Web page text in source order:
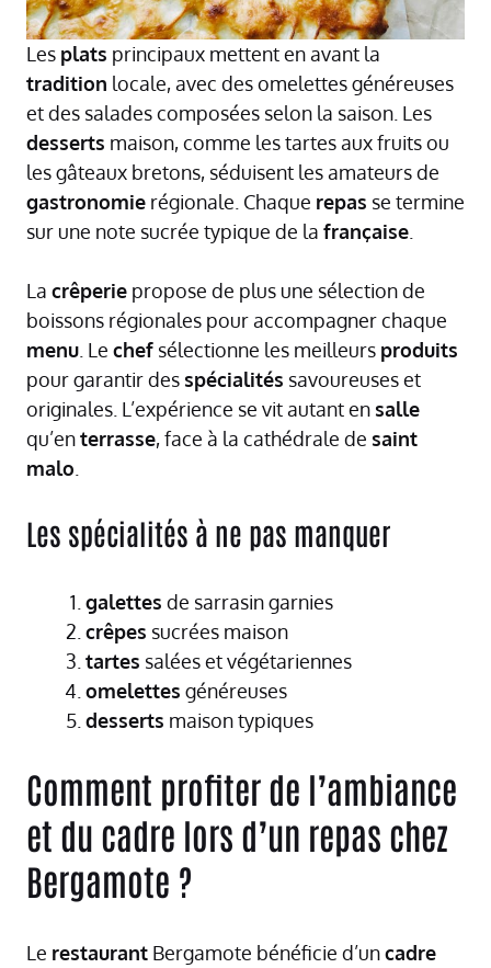
Les plats principaux mettent en avant la
tradition locale, avec des omelettes généreuses
et des salades composées selon la saison. Les
desserts maison, comme les tartes aux fruits ou
les gâteaux bretons, séduisent les amateurs de
gastronomie régionale. Chaque repas se termine
sur une note sucrée typique de la française
La crêperie propose de plus une sélection de
boissons régionales pour accompagner chaque
menu . Le chef sélectionne les meilleurs produits
pour garantir des spécialités savoureuses et
originales. L’expérience se vit autant en salle
qu’enterrasse, face à la cathédrale de saint
malo
Les spécialités à ne pas manquer
galettes de sarrasin garnies
crêpes sucrées maison
tartes salées et végétariennes
omelettes généreuses
desserts maison typiques
Comment profiter de l’ambiance
et du cadre lors d’un repas chez
Bergamote ?
Le restaurant Bergamote bénéficie d’uncadre